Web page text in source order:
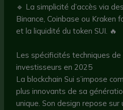
🔹 La simplicité d’accès via
Binance, Coinbase ou Kraken
et la liquidité du token SUI. 🔥
Les spécificités techniques
investisseurs en 2025
La blockchain Sui s’impose
plus innovants de sa
unique. Son design repose sur